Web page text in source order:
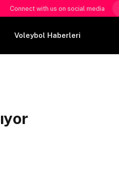
Connect with us on social media
Voleybol Haberleri